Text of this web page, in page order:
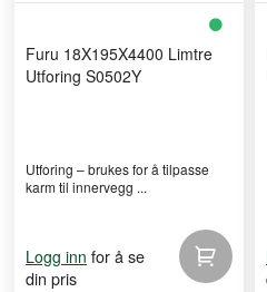
Furu 18X195X4400 Limtre
Utforing S0502Y
Utforing – brukes for å tilpasse
karm til innervegg ...
Logg inn for å se
din pris